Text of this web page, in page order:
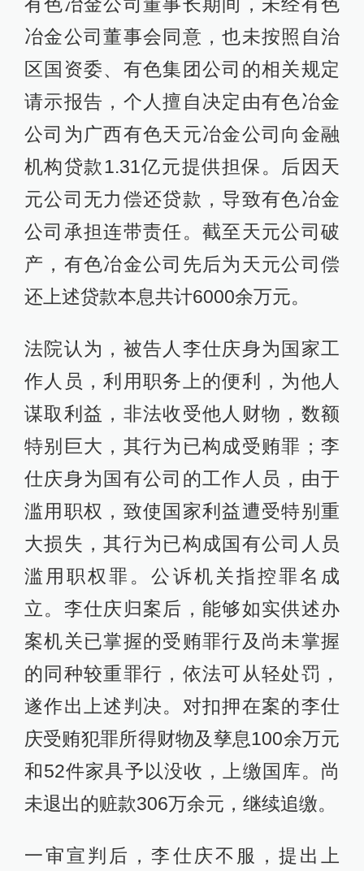
冶金公司董事会同意，也未按照自治
区国资委、有色集团公司的相关规定
请示报告，个人擅自决定由有色冶金
公司为广西有色天元冶金公司向金融
机构贷款1.31亿元提供担保。后因天
元公司无力偿还贷款，导致有色冶金
公司承担连带责任。截至天元公司破
产，有色冶金公司先后为天元公司偿
还上述贷款本息共计6000余万元。
法院认为，被告人李仕庆身为国家工
作人员，利用职务上的便利，为他人
谋取利益，非法收受他人财物，数额
特别巨大，其行为已构成受贿罪；李
仕庆身为国有公司的工作人员，由于
滥用职权，致使国家利益遭受特别重
大损失，其行为已构成国有公司人员
滥用职权罪。公诉机关指控罪名成
立。李仕庆归案后，能够如实供述办
案机关已掌握的受贿罪行及尚未掌握
的同种较重罪行，依法可从轻处罚，
遂作出上述判决。对扣押在案的李仕
庆受贿犯罪所得财物及孳息100余万元
和52件家具予以没收，上缴国库。尚
未退出的赃款306万余元，继续追缴。
一审宣判后，李仕庆不服，提出上